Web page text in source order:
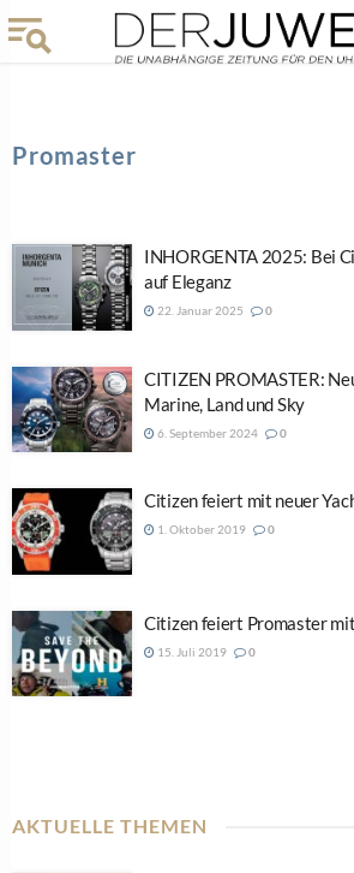
Promaster
INHORGENTA 2025: Bei
auf Eleganz
22. Januar 2025 0
CITIZEN PROMASTER:
Marine, Land und Sky
6. September 2024 0
Citizen feiert mit neuer
1. Oktober 2019 0
Citizen feiert Promaster
15. Juli 2019 0
AKTUELLE THEMEN